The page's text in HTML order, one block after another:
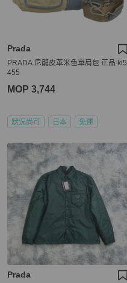
Prada
PRADA 尼龍皮革米色單肩包 正品 ki5
455
MOP 3,744
狀況尚可 日本 免運
Prada